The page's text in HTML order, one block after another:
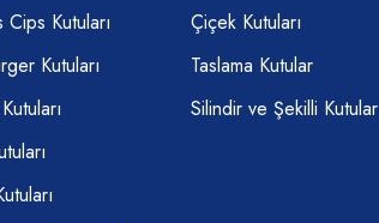
Cips Kutuları
Kutuları
Çiçek Kutuları
Taslama Kutular
Silindir ve Şekilli Kutular